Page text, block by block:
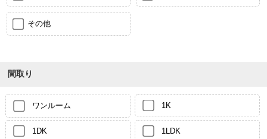
その他
間取り
ワンルーム 1K
1DK 1LDK